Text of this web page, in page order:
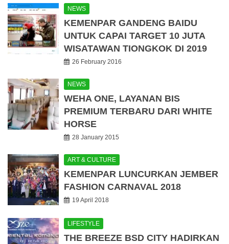
NEWS
KEMENPAR GANDENG BAIDU
UNTUK CAPAI TARGET 10 JUTA
WISATAWAN TIONGKOK DI 2019
26 February 2016
NEWS
WEHA ONE, LAYANAN BIS
PREMIUM TERBARU DARI WHITE
HORSE
28 January 2015
ART & CULTURE
KEMENPAR LUNCURKAN JEMBER
FASHION CARNAVAL 2018
19 April 2018
LIFESTYLE
THE BREEZE BSD CITY HADIRKAN